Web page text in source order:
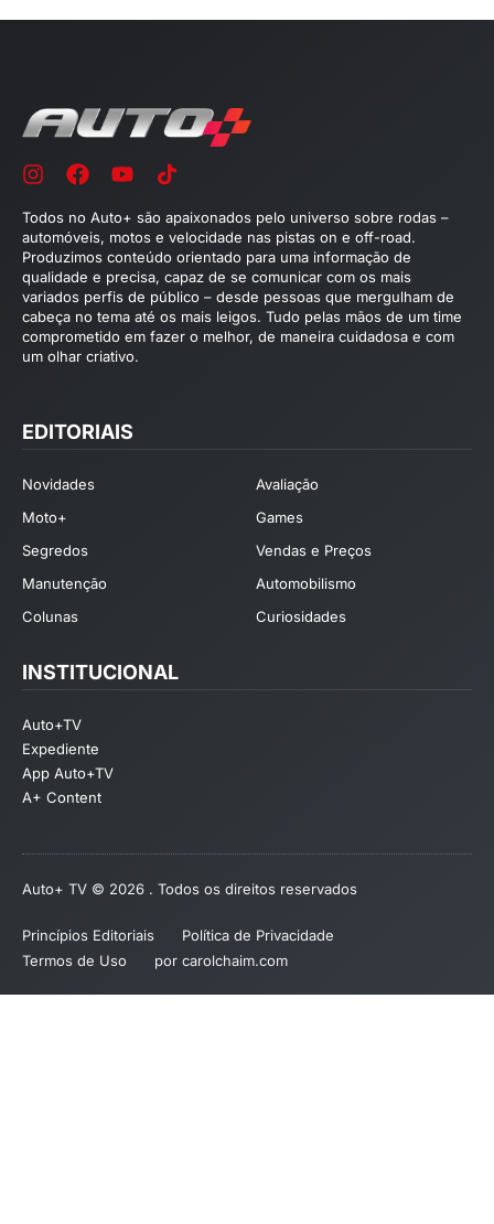
Todos no Auto+ são apaixonados pelo universo sobre rodas –
automóveis, motos e velocidade nas pistas on e off-road.
Produzimos conteúdo orientado para uma informação de
qualidade e precisa, capaz de se comunicar com os mais
variados perfis de público – desde pessoas que mergulham de
cabeça no tema até os mais leigos. Tudo pelas mãos de um time
comprometido em fazer o melhor, de maneira cuidadosa e com
um olhar criativo.
EDITORIAIS
Novidades
Avaliação
Moto+
Games
Segredos
Vendas e Preços
Manutenção
Automobilismo
Colunas
Curiosidades
INSTITUCIONAL
Auto+TV
Expediente
App Auto+TV
A+ Content
Auto+ TV © 2026 . Todos os direitos reservados
Princípios Editoriais
Política de Privacidade
Termos de Uso
por carolchaim.com